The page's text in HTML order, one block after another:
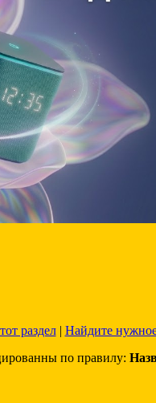
раздел| Найдите
по правилу: